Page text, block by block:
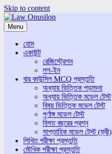
Skip to content
Menu
হোম
একাউন্ট
রেজিস্ট্রেশন
লগ-ইন
বার কাউন্সিল MCQ প্রস্তুতি
অধ্যায় ভিত্তিক পড়াশুনা
অধ্যায় ভিত্তিক মডেল টেস্ট
বিষয় ভিত্তিক মডেল টেস্ট
পূর্ণাঙ্গ মডেল টেস্ট
বিগত বছরের প্রশ্ন
সাপ্তাহিক মডেল টেস্ট (ফ্রী)
লিখিত পরীক্ষা প্রস্তুতি
মৌখিক পরীক্ষা প্রস্তুতি